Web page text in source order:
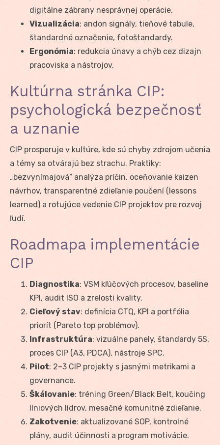
digitálne zábrany nesprávnej operácie.
Vizualizácia: andon signály, tieňové tabule,
štandardné označenie, fotoštandardy.
Ergonómia: redukcia únavy a chýb cez dizajn
pracoviska a nástrojov.
Kultúrna stránka CIP:
psychologická bezpečnosť
a uznanie
CIP prosperuje v kultúre, kde sú chyby zdrojom učenia
a témy sa otvárajú bez strachu. Praktiky:
„bezvynímajová“ analýza príčin, oceňovanie kaizen
návrhov, transparentné zdieľanie poučení (lessons
learned) a rotujúce vedenie CIP projektov pre rozvoj
ľudí.
Roadmapa implementácie
CIP
Diagnostika: VSM kľúčových procesov, baseline
KPI, audit ISO a zrelosti kvality.
Cieľový stav: definícia CTQ, KPI a portfólia
priorít (Pareto top problémov).
Infrastruktúra: vizuálne panely, štandardy 5S,
proces CIP (A3, PDCA), nástroje SPC.
Pilot: 2–3 CIP projekty s jasnými metrikami a
governance.
Škálovanie: tréning Green/Black Belt, koučing
líniových lídrov, mesačné komunitné zdieľanie.
Zakotvenie: aktualizované SOP, kontrolné
plány, audit účinnosti a program motivácie.